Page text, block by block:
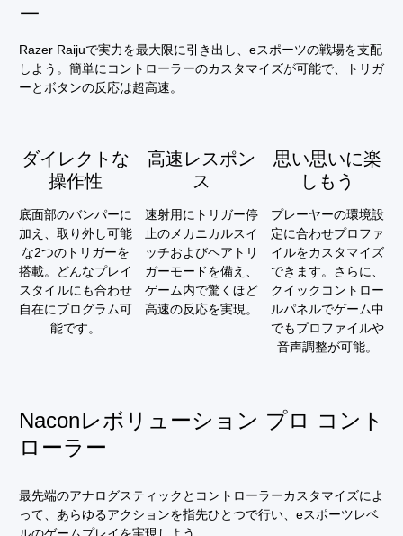
ー
Razer Raijuで実力を最大限に引き出し、eスポーツの戦場を支配
しよう。簡単にコントローラーのカスタマイズが可能で、トリガ
ーとボタンの反応は超高速。
ダイレクトな
操作性
底面部のバンパーに
加え、取り外し可能
な2つのトリガーを
搭載。どんなプレイ
スタイルにも合わせ
自在にプログラム可
能です。
高速レスポン
ス
速射用にトリガー停
止のメカニカルスイ
ッチおよびヘアトリ
ガーモードを備え、
ゲーム内で驚くほど
高速の反応を実現。
思い思いに楽
しもう
プレーヤーの環境設
定に合わせプロファ
イルをカスタマイズ
できます。さらに、
クイックコントロー
ルパネルでゲーム中
でもプロファイルや
音声調整が可能。
Naconレボリューション プロ コント
ローラー
最先端のアナログスティックとコントローラーカスタマイズによ
って、あらゆるアクションを指先ひとつで行い、eスポーツレベ